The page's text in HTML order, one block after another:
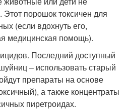
Этот порошок токсичен для
(если вдохнуть его,
медицинская помощь).
Последний доступный
– использовать старый
препараты на основе
а также концентраты
пиретроидах.